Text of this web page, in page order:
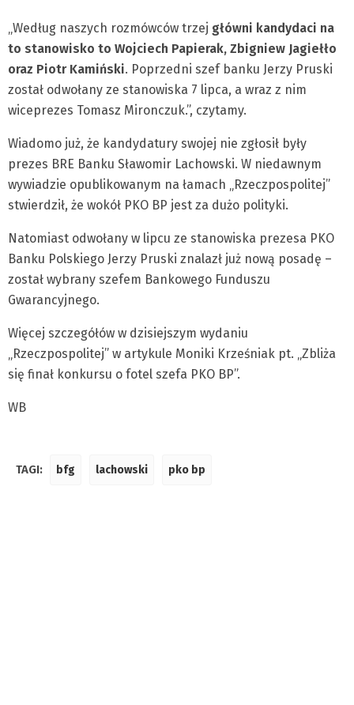
„Według naszych rozmówców trzej główni kandydaci na
to stanowisko to Wojciech Papierak, Zbigniew Jagiełło
oraz Piotr Kamiński. Poprzedni szef banku Jerzy Pruski
został odwołany ze stanowiska 7 lipca, a wraz z nim
wiceprezes Tomasz Mironczuk.”, czytamy.
Wiadomo już, że kandydatury swojej nie zgłosił były
prezes BRE Banku Sławomir Lachowski. W niedawnym
wywiadzie opublikowanym na łamach „Rzeczpospolitej”
stwierdził, że wokół PKO BP jest za dużo polityki.
Natomiast odwołany w lipcu ze stanowiska prezesa PKO
Banku Polskiego Jerzy Pruski znalazł już nową posadę –
został wybrany szefem Bankowego Funduszu
Gwarancyjnego.
Więcej szczegółów w dzisiejszym wydaniu
„Rzeczpospolitej” w artykule Moniki Krześniak pt. „Zbliża
się finał konkursu o fotel szefa PKO BP”.
WB
TAGI: bfg lachowski pko bp